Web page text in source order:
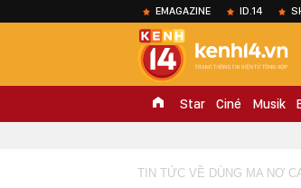
EMAGAZINE ID.14
Star Ciné Musik
TIN TỨC VỀ DÙNG MA NƠ